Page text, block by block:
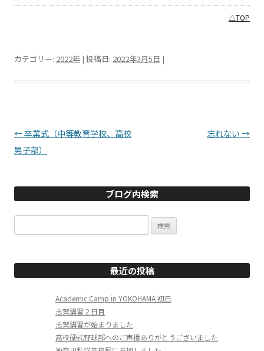
△TOP
カテゴリー: 2022年 | 投稿日: 2022年3月5日 |
投稿ナビゲーション
←卒業式（中等教育学校、高校
男子部）
忘れない →
ブログ内検索
索:
最近の投稿
Academic Camp in YOKOHAMA 初日
志賀講習２日目
志賀講習が始まりました
高校硬式野球部へのご声援ありがとうございました